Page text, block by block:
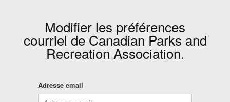
Modifier les préférences
courriel de Canadian Parks and
Recreation Association.
Adresse email